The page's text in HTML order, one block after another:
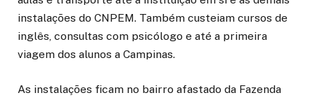
instalações do CNPEM. Também custeiam cursos de
inglês, consultas com psicólogo e até a primeira
viagem dos alunos a Campinas.
As instalações ficam no bairro afastado da Fazenda